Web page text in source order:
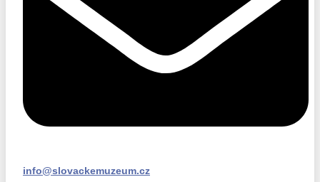
info@slovackemuzeum.cz